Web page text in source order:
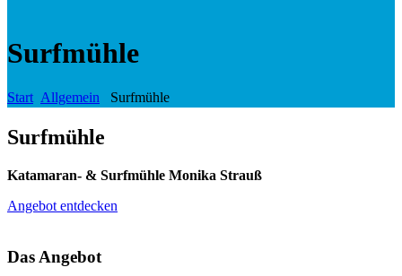
Surfmühle
Start Allgemein Surfmühle
Surfmühle
Katamaran- & Surfmühle Monika Strauß
Angebot entdecken
Das Angebot